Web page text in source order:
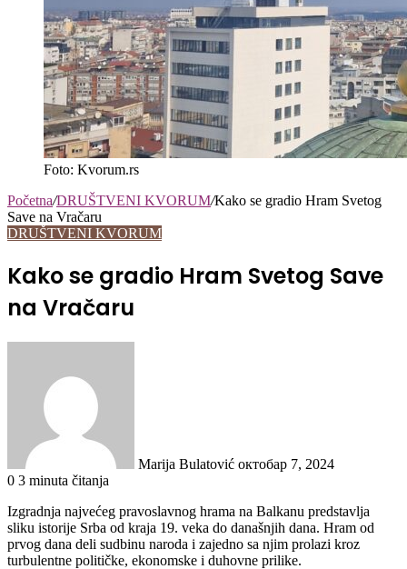
Foto: Kvorum.rs
Početna/DRUŠTVENI KVORUM/Kako se gradio Hram Svetog
Save na Vračaru
DRUŠTVENI KVORUM
Kako se gradio Hram Svetog Save
na Vračaru
Marija Bulatović октобар 7, 2024
0 3 minuta čitanja
Izgradnja najvećeg pravoslavnog hrama na Balkanu predstavlja
sliku istorije Srba od kraja 19. veka do današnjih dana. Hram od
prvog dana deli sudbinu naroda i zajedno sa njim prolazi kroz
turbulentne političke, ekonomske i duhovne prilike.